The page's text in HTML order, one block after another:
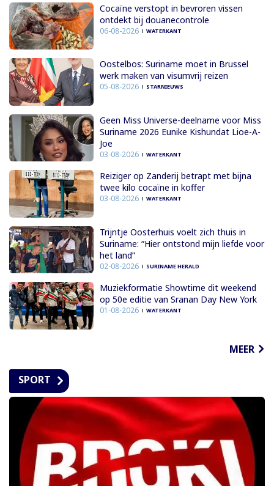
Cocaïne verstopt in bevroren vissen
ontdekt bij douanecontrole
06-08-2026 WATERKANT
Oostelbos: Suriname moet in Brussel
werk maken van visumvrij reizen
05-08-2026 STARNIEUWS
Geen Miss Universe-deelname voor Miss
Suriname 2026 Eunike Kishundat Lioe-A-
Joe
03-08-2026 WATERKANT
Reiziger op Zanderij betrapt met bijna
twee kilo cocaïne in koffer
03-08-2026 WATERKANT
Trijntje Oosterhuis voelt zich thuis in
Suriname: “Hier ontstond mijn liefde voor
het land”
02-08-2026 SURINAME HERALD
Muziekformatie Showtime dit weekend
op 50e editie van Sranan Day New York
01-08-2026 WATERKANT
MEER
SPORT